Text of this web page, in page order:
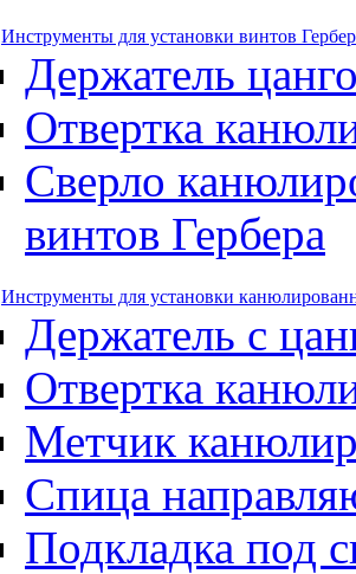
Инструменты для установки винтов
Держатель
Отвертка
Сверло
винтов Гербера
Инструменты для установки
Держатель с
Отвертка
Метчик
Спица
Подкладка под